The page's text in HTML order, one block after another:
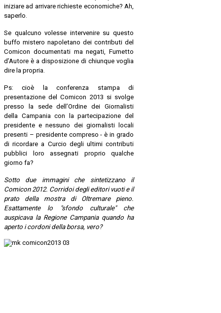
iniziare ad arrivare richieste economiche? Ah,
saperlo.
Se qualcuno volesse intervenire su questo
buffo mistero napoletano dei contributi del
Comicon documentati ma negati, Fumetto
d’Autore è a disposizione di chiunque voglia
dire la propria.
Ps: cioè la conferenza stampa di
presentazione del Comicon 2013 si svolge
presso la sede dell’Ordine dei Giornalisti
della Campania con la partecipazione del
presidente e nessuno dei giornalisti locali
presenti – presidente compreso - è in grado
di ricordare a Curcio degli ultimi contributi
pubblici loro assegnati proprio qualche
giorno fa?
Sotto due immagini che sintetizzano il
Comicon 2012. Corridoi degli editori vuoti e il
prato della mostra di Oltremare pieno.
Esattamente lo "sfondo culturale" che
auspicava la Regione Campania quando ha
aperto i cordoni della borsa, vero?